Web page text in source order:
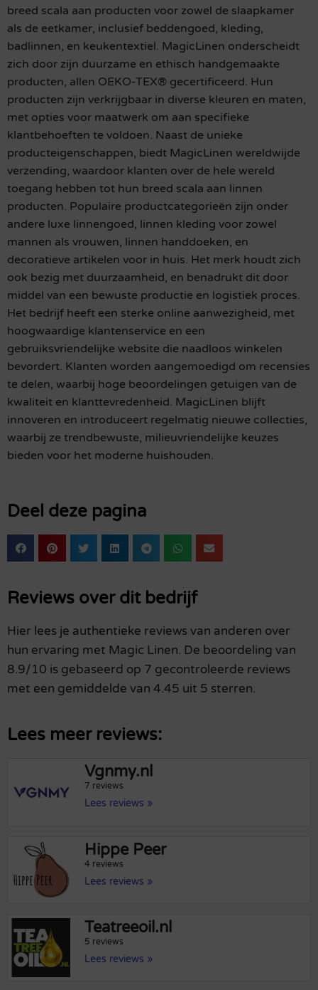
breed scala aan producten voor zowel de slaapkamer
als de eetkamer, inclusief beddengoed, kleding,
badlinnen, en keukentextiel. MagicLinen onderscheidt
zich door zijn duurzame en ethisch handgemaakte
producten, allen OEKO-TEX® gecertificeerd. Hun
producten zijn verkrijgbaar in diverse kleuren en maten,
met opties voor maatwerk om aan specifieke
klantbehoeften te voldoen. Naast de unieke
producteigenschappen, biedt MagicLinen wereldwijde
verzending, waardoor klanten over de hele wereld
toegang hebben tot hun breed scala aan linnen
producten. Populaire productcategorieën zijn onder
andere luxe linnengoed, linnen kleding voor zowel
mannen als vrouwen, linnen handdoeken, en
decoratieve artikelen voor in huis. Het merk houdt zich
ook bezig met duurzaamheid, en benadrukt dit door
middel van een bewuste productie en logistiek proces.
Het bedrijf heeft een sterke online aanwezigheid, met
hoogwaardige klantenservice en een
gebruiksvriendelijke website die naadloos winkelen
bevordert. Klanten worden aangemoedigd om recensies
te delen, waarbij hoge beoordelingen getuigen van de
kwaliteit en klanttevredenheid. MagicLinen blijft
innoveren en introduceert regelmatig nieuwe collecties,
waarbij ze trendbewuste, milieuvriendelijke keuzes
bieden voor het moderne huishouden.
Deel deze pagina
Reviews over dit bedrijf
Hier lees je authentieke reviews van anderen over
hun ervaring met Magic Linen. De beoordeling van
8.9/10 is gebaseerd op 7 gecontroleerde reviews
met een gemiddelde van 4.45 uit 5 sterren.
Lees meer reviews:
Vgnmy.nl
7 reviews
Lees reviews »
Hippe Peer
4 reviews
Lees reviews »
Teatreeoil.nl
5 reviews
Lees reviews »